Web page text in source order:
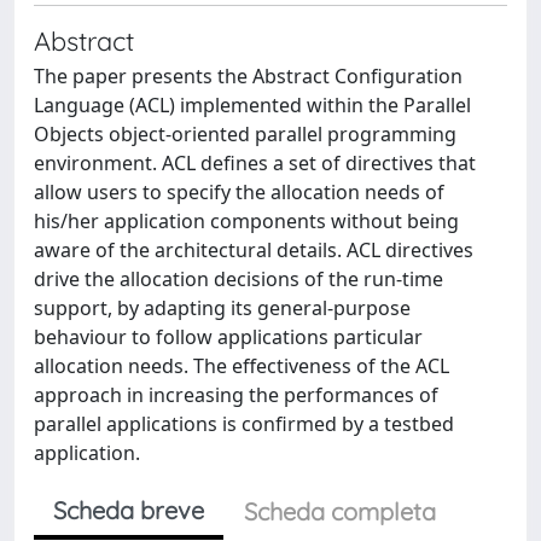
Abstract
The paper presents the Abstract Configuration
Language (ACL) implemented within the Parallel
Objects object-oriented parallel programming
environment. ACL defines a set of directives that
allow users to specify the allocation needs of
his/her application components without being
aware of the architectural details. ACL directives
drive the allocation decisions of the run-time
support, by adapting its general-purpose
behaviour to follow applications particular
allocation needs. The effectiveness of the ACL
approach in increasing the performances of
parallel applications is confirmed by a testbed
application.
Scheda breve Scheda completa